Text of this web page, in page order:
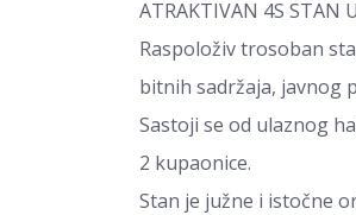
ATRAKTIVAN 4S STAN
Raspoloživ trosoban
bitnih sadržaja, javnog
Sastoji se od ulaznog
2 kupaonice.
Stan je južne i istočne